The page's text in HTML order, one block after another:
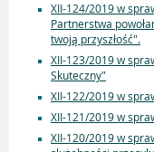
XII-124/2019 w
Partnerstwa
twoją przyszłość".
XII-123/2019 w
Skuteczny"
XII-122/2019 w
XII-121/2019 w
XII-120/2019 w